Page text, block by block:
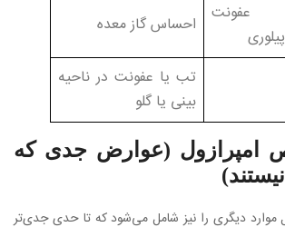
عفونت
احساس گاز معده
تب یا عفونت در ناحیه
بینی یا گلو
امپرازول (عوارض جدی که
موارد دیگری را نیز شامل می‌شود که تا حدی جدی‌تر